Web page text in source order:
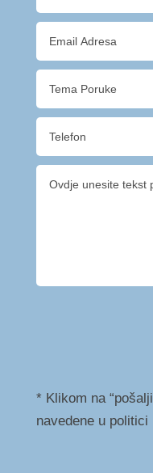
* Klikom na
navedene u